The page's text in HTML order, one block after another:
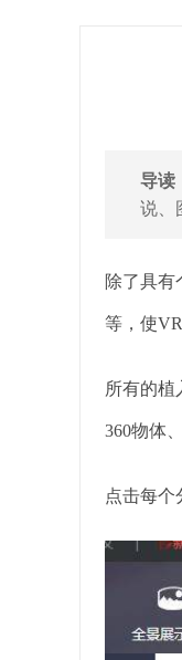
导读
说、
除了具有
等，使
所有的植
360物体
点击每个